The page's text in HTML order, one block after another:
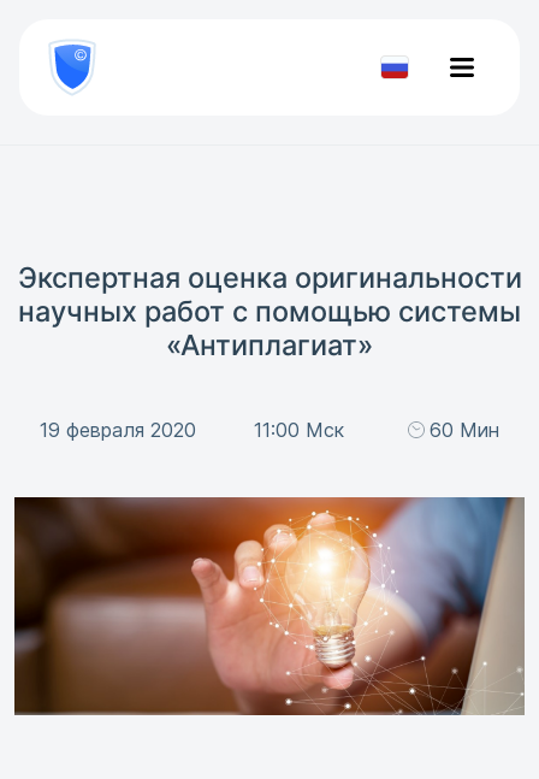
800
777-
81-Проверить
Экспертная оценка оригинальности
научных работ с помощью системы
«Антиплагиат»
19 февраля 2020 11:00 Мск 60 Мин